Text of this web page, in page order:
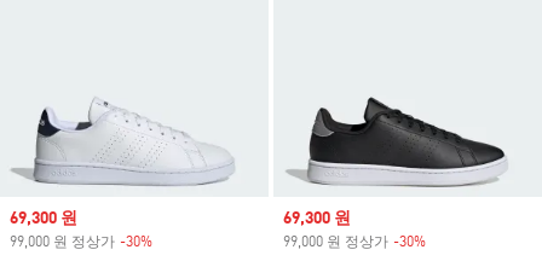
Sale price
69,300 원
99,000 원 정상가 -30%
Sale price
69,300 원
99,000 원 정상가 -30%